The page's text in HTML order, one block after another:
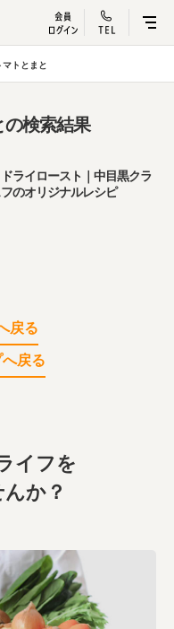
マルシェ
サービス紹介
ビオ・マルシェの想い
て 読みもの・NEWS
採用情報
マトとまと
検索結果
ライロースト｜中目黒クラ
のオリジナルレシピ
戻る
戻る
イフを
か？